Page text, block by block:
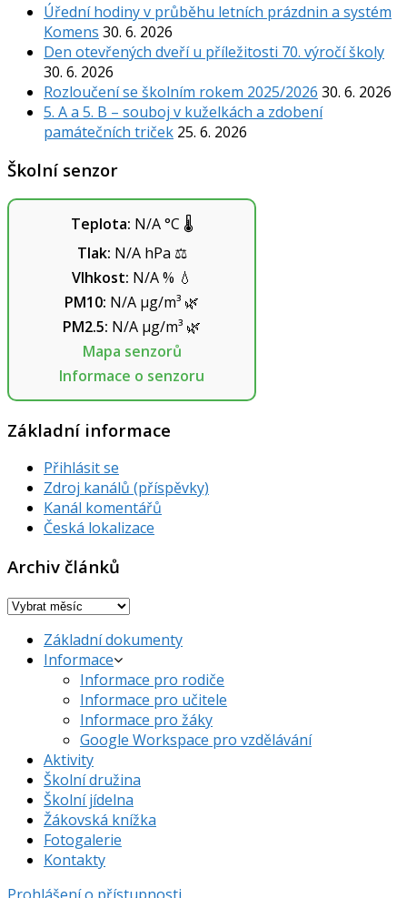
Úřední hodiny v průběhu letních prázdnin a systém
Komens 30. 6. 2026
Den otevřených dveří u příležitosti 70. výročí školy
30. 6. 2026
Rozloučení se školním rokem 2025/2026 30. 6. 2026
5. A a 5. B – souboj v kuželkách a zdobení
památečních triček 25. 6. 2026
Školní senzor
Teplota: N/A°C 🌡️
Tlak: N/AhPa ⚖️
Vlhkost: N/A% 💧
PM10: N/A µg/m³ 🌿
PM2.5: N/A µg/m³ 🌿
Mapa senzorů
Informace o senzoru
Základní informace
Přihlásit se
Zdroj kanálů (příspěvky)
Kanál komentářů
Česká lokalizace
Archiv článků
Archiv
Základní dokumenty
Informace
Informace pro rodiče
Informace pro učitele
Informace pro žáky
Google Workspace pro vzdělávání
Aktivity
Školní družina
Školní jídelna
Žákovská knížka
Fotogalerie
Kontakty